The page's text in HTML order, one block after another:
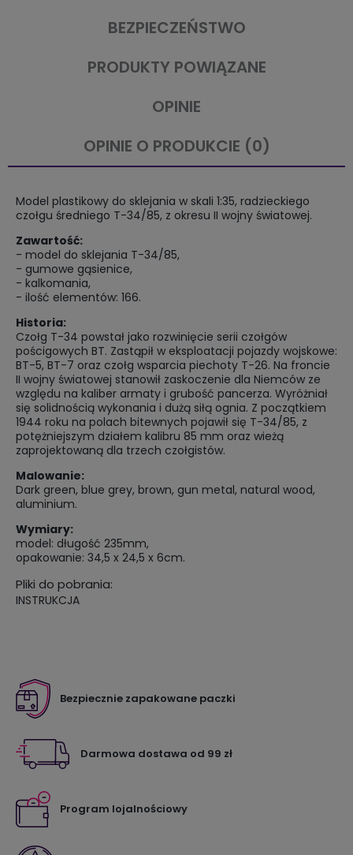
BEZPIECZEŃSTWO
PRODUKTY POWIĄZANE
OPINIE
OPINIE O PRODUKCIE (0)
Model plastikowy do sklejania w skali 1:35, radzieckiego
czołgu średniego T-34/85, z okresu II wojny światowej.
Zawartość:
- model do sklejania T-34/85,
- gumowe gąsienice,
- kalkomania,
- ilość elementów: 166.
Historia:
Czołg T-34 powstał jako rozwinięcie serii czołgów
pościgowych BT. Zastąpił w eksploatacji pojazdy wojskowe:
BT-5, BT-7 oraz czołg wsparcia piechoty T-26. Na froncie
II wojny światowej stanowił zaskoczenie dla Niemców ze
względu na kaliber armaty i grubość pancerza. Wyróżniał
się solidnością wykonania i dużą siłą ognia. Z początkiem
1944 roku na polach bitewnych pojawił się T-34/85, z
potężniejszym działem kalibru 85 mm oraz wieżą
zaprojektowaną dla trzech czołgistów.
Malowanie:
Dark green, blue grey, brown, gun metal, natural wood,
aluminium.
Wymiary:
model: długość 235mm,
opakowanie: 34,5 x 24,5 x 6cm.
Pliki do pobrania:
INSTRUKCJA
Bezpiecznie zapakowane paczki
Darmowa dostawa od 99 zł
Program lojalnościowy